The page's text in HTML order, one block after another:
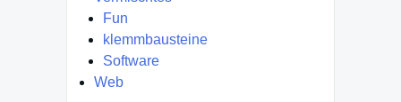
Fun
klemmbausteine
Software
Web